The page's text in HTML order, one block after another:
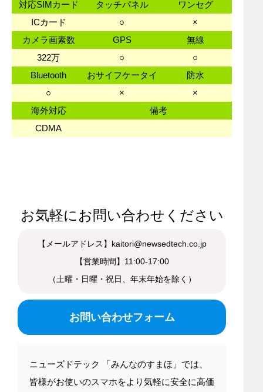
対応SIMカード
タッチパネル
ワンセグ
ICカード
○
×
カメラ画素数
GPS
無線
322万
○
○
Bluetooth
おサイフケータイ
防水
○
×
×
海外対応
備考
CDMA
お気軽にお問い合わせください
【メールアドレス】kaitori@newsedtech.co.jp
【営業時間】11:00-17:00
（土曜・日曜・祝日、年末年始を除く）
お問い合わせフォーム
ニューズドテック 「みんなのすまほ」では、
皆様がお使いのスマホをより気軽に安全に高価